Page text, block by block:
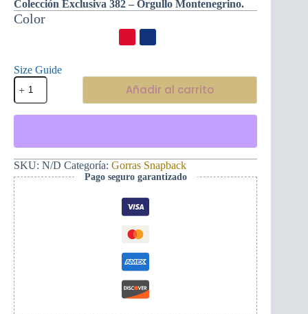
Colección Exclusiva 382 – Orgullo Montenegrino.
Color
Size Guide
Atractiva
gorra
Snapback
Mapa
blanco
cantidad
Añadir al carrito
SKU: N/D Categoría: Gorras Snapback
Pago seguro garantizado